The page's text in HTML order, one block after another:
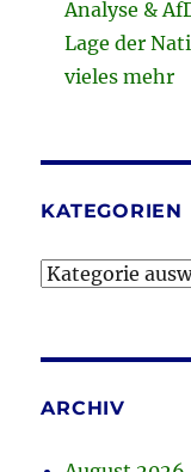
Analyse &
Lage der
vieles mehr
KATEGORIEN
Kategorien
ARCHIV